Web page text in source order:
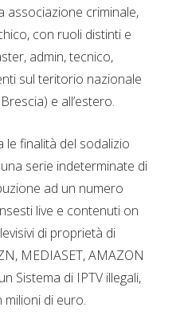
associazione criminale,
con ruoli distinti e
admin, tecnico,
sul teritorio nazionale
e all’estero.
le finalità del sodalizio
serie indeterminate di
ad un numero
live e contenuti on
di proprietà di
MEDIASET, AMAZON
Sistema di IPTV illegali,
di euro.